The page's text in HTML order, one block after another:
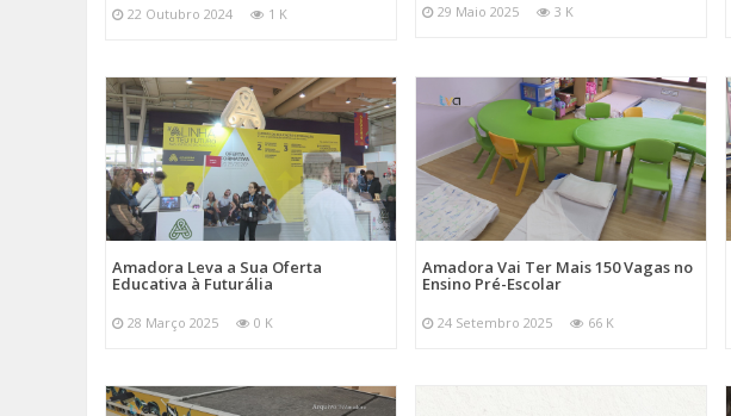
22 Outubro 2024 1 K 29 Maio 2025 3 K
Amadora Leva a Sua Oferta
Educativa à Futurália
28 Março 2025 0 K
Amadora Vai Ter Mais 150 Vagas no
Ensino Pré-Escolar
24 Setembro 2025 66 K